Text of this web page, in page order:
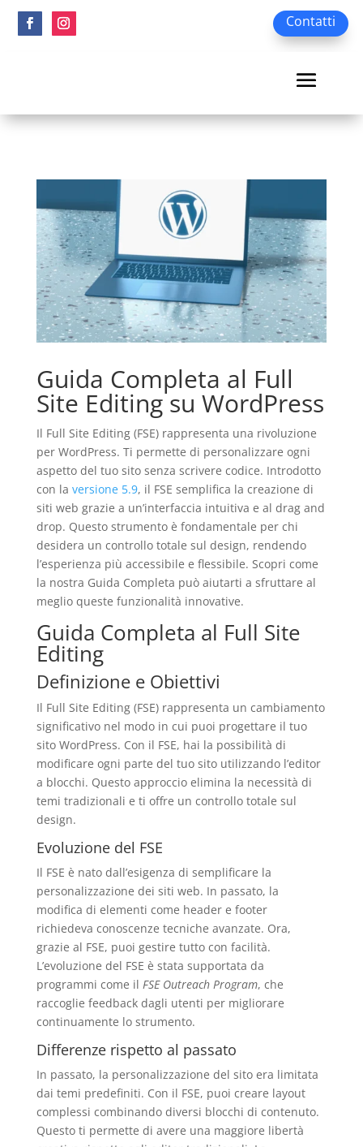
Contatti
Guida Completa al Full
Site Editing su WordPress
Il Full Site Editing (FSE) rappresenta una rivoluzione
per WordPress. Ti permette di personalizzare ogni
aspetto del tuo sito senza scrivere codice. Introdotto
con la versione 5.9, il FSE semplifica la creazione di
siti web grazie a un’interfaccia intuitiva e al drag and
drop. Questo strumento è fondamentale per chi
desidera un controllo totale sul design, rendendo
l’esperienza più accessibile e flessibile. Scopri come
la nostra Guida Completa può aiutarti a sfruttare al
meglio queste funzionalità innovative.
Guida Completa al Full Site
Editing
Definizione e Obiettivi
Il Full Site Editing (FSE) rappresenta un cambiamento
significativo nel modo in cui puoi progettare il tuo
sito WordPress. Con il FSE, hai la possibilità di
modificare ogni parte del tuo sito utilizzando l’editor
a blocchi. Questo approccio elimina la necessità di
temi tradizionali e ti offre un controllo totale sul
design.
Evoluzione del FSE
Il FSE è nato dall’esigenza di semplificare la
personalizzazione dei siti web. In passato, la
modifica di elementi come header e footer
richiedeva conoscenze tecniche avanzate. Ora,
grazie al FSE, puoi gestire tutto con facilità.
L’evoluzione del FSE è stata supportata da
programmi come il FSE Outreach Program, che
raccoglie feedback dagli utenti per migliorare
continuamente lo strumento.
Differenze rispetto al passato
In passato, la personalizzazione del sito era limitata
dai temi predefiniti. Con il FSE, puoi creare layout
complessi combinando diversi blocchi di contenuto.
Questo ti permette di avere una maggiore libertà